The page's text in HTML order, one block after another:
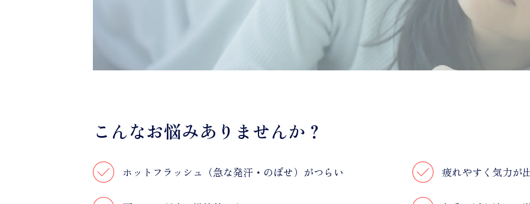
こんなお悩みありませんか？
ホットフラッシュ（急な発汗・のぼせ）がつらい 疲れやすく気力が